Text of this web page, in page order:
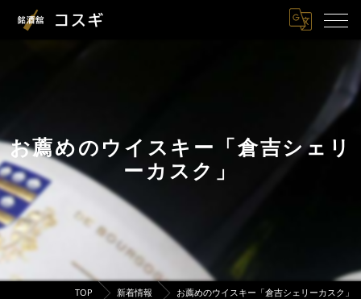
お薦めのウイスキー「倉吉シェリ
ーカスク」
TOP 新着情報 お薦めのウイスキー「倉吉シェリーカスク」